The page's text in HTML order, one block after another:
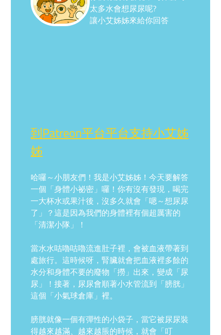
太多水會想尿尿呢?
讓小艾姊姊來給你回答
到Patreon平台平台支持小艾姊
姊
哈囉～小朋友們！我是小艾姊姊！今天要解答
一個「身體小祕密」囉！你有沒有發現，喝完
一大杯水或果汁後，沒多久就會「嗯～想尿尿
了」？這是因為我們的身體裡有個超厲害的
「清潔小隊」！
當水水咕嚕咕嚕流進肚子裡，會被血液帶著到
處旅行。這時候呀，腎臟就會把血液裡多餘的
水分和身體不要的廢物「撈」出來，變成「尿
尿」！接著，尿尿會順著小水管流到「膀胱」
這個「小氣球倉庫」裡。
膀胱就像一個有彈性的小袋子，當它被尿尿裝
得越來越滿、越來越脹的時候，就會「叮